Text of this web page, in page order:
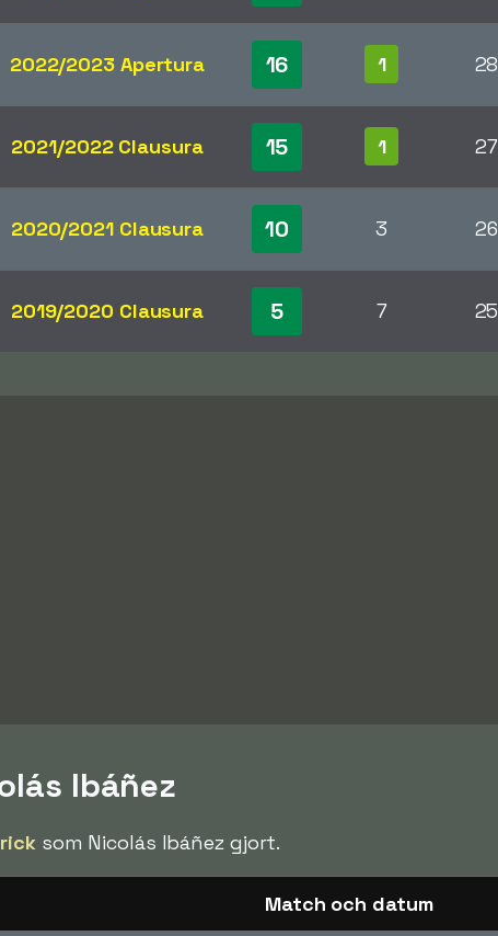
2022/2023 Apertura 16 1 28
2021/2022 Clausura 15 1 27
2020/2021 Clausura 10 3 26
2019/2020 Clausura 5 7 25
Ibáñez
som Nicolás Ibáñez gjort.
Match och datum